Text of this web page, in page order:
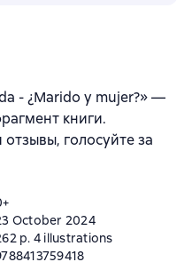
- ¿Marido y mujer?» —
книги.
голосуйте за
October 2024
p. 4 illustrations